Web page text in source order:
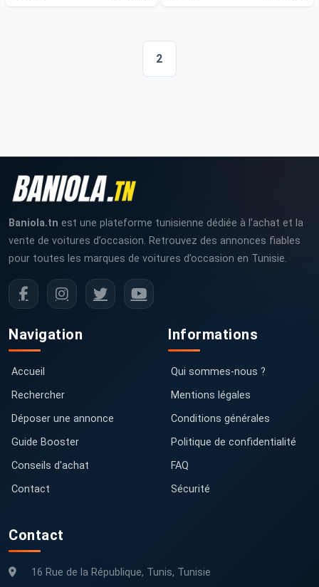
2
Baniola.tn est une plateforme tunisienne dédiée à l’achat et la
vente de voitures d’occasion. Retrouvez des annonces fiables
pour toutes les marques de voitures d’occasion en Tunisie.
Navigation
Accueil
Rechercher
Déposer une annonce
Guide Booster
Conseils d'achat
Contact
Informations
Qui sommes-nous ?
Mentions légales
Conditions générales
Politique de confidentialité
FAQ
Sécurité
Contact
16 Rue de la République, Tunis, Tunisie